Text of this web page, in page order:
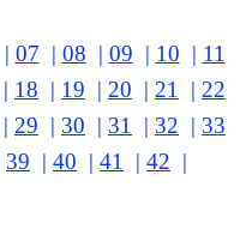
| 07 | 08 | 09 | 10 | 11
| 18 | 19 | 20 | 21 | 22
| 29 | 30 | 31 | 32 | 33
39 | 40 | 41 | 42 |